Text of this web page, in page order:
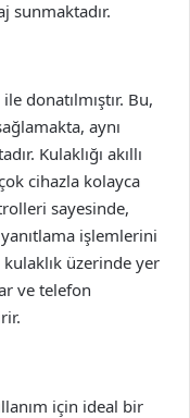
sunmaktadır.
donatılmıştır. Bu,
aynı
Kulaklığı akıllı
cihazla kolayca
sayesinde,
işlemlerini
üzerinde yer
ve telefon
için ideal bir